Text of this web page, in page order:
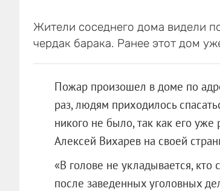
Жители соседнего дома видели
чердак барака. Ранее этот дом
Пожар произошел в доме по
раз, людям приходилось
никого не было, так как его
Алексей Вихарев на своей
«В голове не укладывается, кто
после заведенных уголовных